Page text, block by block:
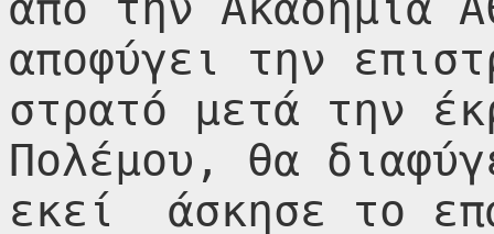
αποφύγει την
στρατό μετά την
Πολέμου, θα
εκεί  άσκησε το